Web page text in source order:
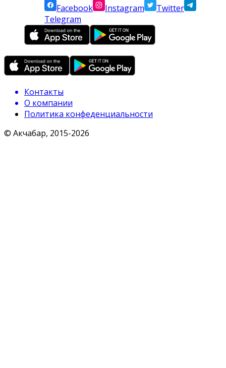
Facebook
Instagram
Twitter
Telegram
Контакты
О компании
Политика конфеденциальности
© Акчабар, 2015-2026